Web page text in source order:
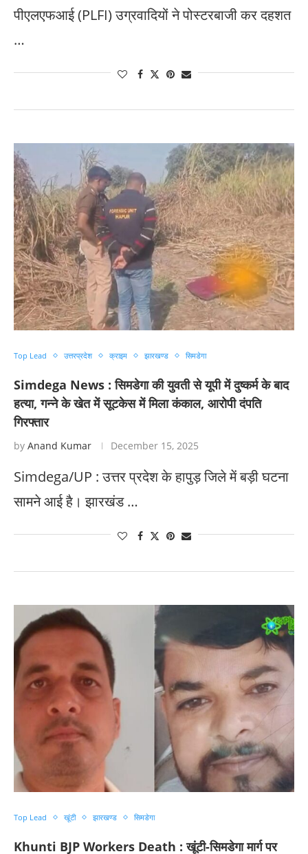
पीएलएफआई (PLFI) उग्रवादियों ने पोस्टरबाजी कर दहशत
…
Top Lead उत्तरप्रदेश क्राइम झारखण्ड सिमडेगा
Simdega News : सिमडेगा की युवती से यूपी में दुष्कर्म के बाद
हत्या, गन्ने के खेत में सूटकेस में मिला कंकाल, आरोपी दंपति
गिरफ्तार
by Anand Kumar December 15, 2025
Simdega/UP : उत्तर प्रदेश के हापुड़ जिले में बड़ी घटना
सामने आई है। झारखंड …
Top Lead खूंटी झारखण्ड सिमडेगा
Khunti BJP Workers Death : खूंटी-सिमडेगा मार्ग पर